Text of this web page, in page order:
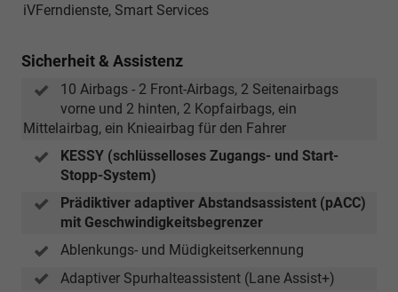
iVFerndienste, Smart Services
Sicherheit & Assistenz
10 Airbags - 2 Front-Airbags, 2 Seitenairbags
vorne und 2 hinten, 2 Kopfairbags, ein
Mittelairbag, ein Knieairbag für den Fahrer
KESSY (schlüsselloses Zugangs- und Start-
Stopp-System)
Prädiktiver adaptiver Abstandsassistent (pACC)
mit Geschwindigkeitsbegrenzer
Ablenkungs- und Müdigkeitserkennung
Adaptiver Spurhalteassistent (Lane Assist+)